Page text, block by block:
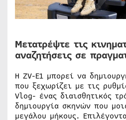
Μετατρέψτε τις
αναζητήσεις σε
Η ZV-E1 μπορεί να
που ξεχωρίζει με τις
Vlog- ένας διαισθητικός
δημιουργία σκηνών που
μεγάλου μήκους.